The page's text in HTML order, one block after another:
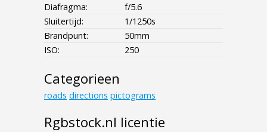
Diafragma:
f/5.6
Sluitertijd:
1/1250s
Brandpunt:
50mm
ISO:
250
Categorieen
roads directions pictograms
Rgbstock.nl licentie